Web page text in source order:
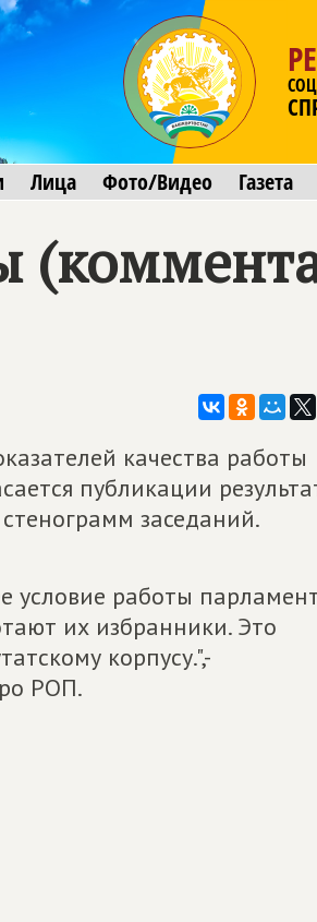
Лица Фото/Видео Газета
качества работы
публикации
заседаний.
условие работы
их избранники. Это
корпусу.",-
РОП.